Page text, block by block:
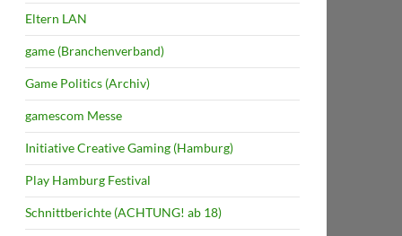
Eltern LAN
game (Branchenverband)
Game Politics (Archiv)
gamescom Messe
Initiative Creative Gaming (Hamburg)
Play Hamburg Festival
Schnittberichte (ACHTUNG! ab 18)